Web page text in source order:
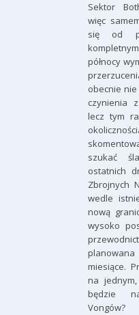
Sektor
więc
się od
północy
obecnie
czynienia
lecz tym
szukać
ostatnich
Zbrojnych
wedle
nową
wysoko
miesiące.
na
będzie
Vongów?